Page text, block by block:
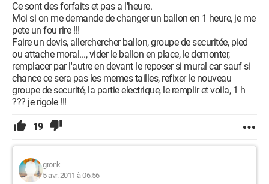
Ce sont des forfaits et pas a l'heure.
Moi si on me demande de changer un ballon en 1 heure, je me
pete un fou rire !!!
Faire un devis, allerchercher ballon, groupe de securitée, pied
ou attache moral..., vider le ballon en place, le demonter,
remplacer par l'autre en devant le reposer si mural car sauf si
chance ce sera pas les memes tailles, refixer le nouveau
groupe de securité, la partie electrique, le remplir et voila, 1 h
??? je rigole !!!
19
gronk
5 avr. 2011 à 06:56